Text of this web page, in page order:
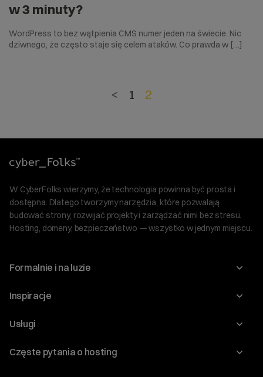
w 3 minuty?
WordPress to bez wątpienia CMS numer jeden na świecie. Nic
dziwnego, że często staje się celem ataków. Co prawda w […]
< 1 2
W CyberFolks wierzymy, że technologia powinna być prosta i
dostępna. Dlatego tworzymy narzędzia, które pozwalają
budować strony, rozwijać projekty i zarządzać nimi bez stresu.
Hosting, domeny, bezpieczeństwo — wszystko w jednym miejscu.
Formalnie i na luzie
O nas
Program Korzyści dla Inwestorów
Regulaminy i specyfikacje
Inspiracje
Blog
WordPress
Usługi
Domeny
Częste pytania o hosting